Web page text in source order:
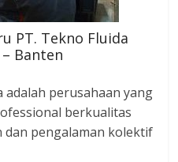
PT. Tekno Fluida
Banten
adalah perusahaan yang
berkualitas
pengalaman kolektif